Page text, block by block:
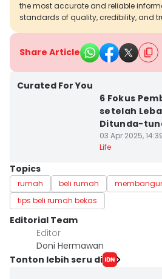
the most accurate and reliable
standards of quality, credibility, and
Share Article
Curated For You
6 Fokus
setelah
Ditunda-
03 Apr 2025,
Life
Topics
rumah beli rumah
tips beli rumah bekas
Editorial Team
Editor
Doni Hermawan
Tonton lebih seru di